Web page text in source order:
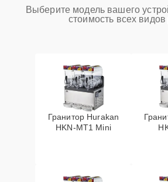
Выберите модель вашего
стоимость всех видов
Гранитор Hurakan
HKN-MT1 Mini